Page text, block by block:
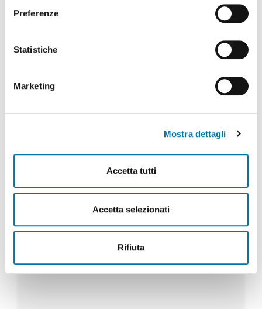
Preferenze
Statistiche
Marketing
Mostra dettagli
Accetta tutti
Accetta selezionati
Rifiuta